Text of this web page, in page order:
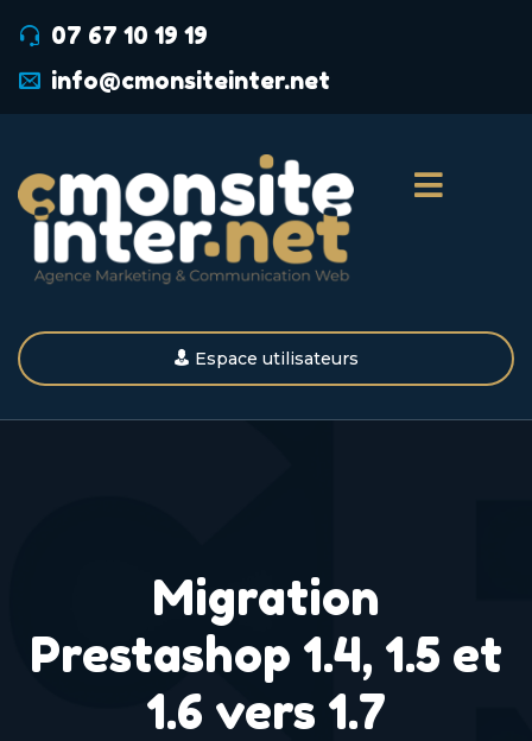
07 67 10 19 19
info@cmonsiteinter.net
Espace utilisateurs
Migration
Prestashop 1.4, 1.5 et
1.6 vers 1.7